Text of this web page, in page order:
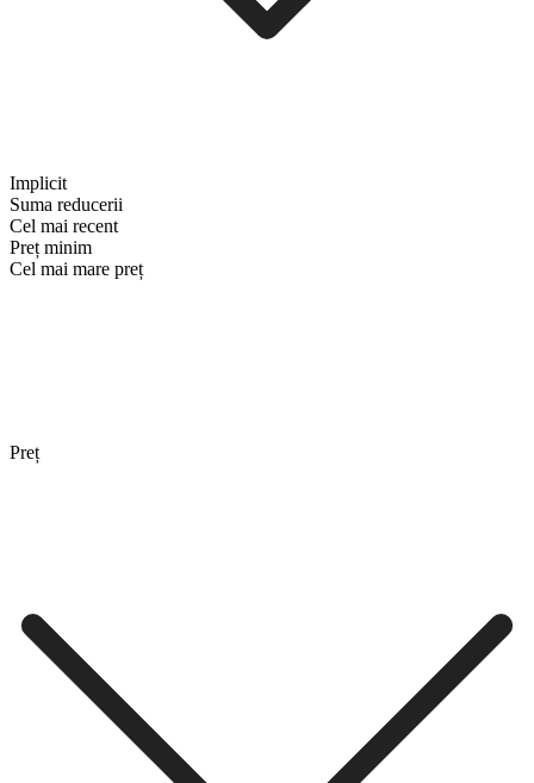
Implicit
Suma reducerii
Cel mai recent
Preț minim
Cel mai mare preț
Preț